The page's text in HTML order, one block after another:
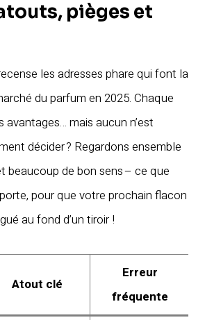
pièges et
les adresses phare qui font la
du parfum en 2025. Chaque
avantages… mais aucun n’est
décider ? Regardons ensemble
beaucoup de bon sens – ce que
pour que votre prochain flacon
au fond d’un tiroir !
Atout clé
Erreur
fréquente